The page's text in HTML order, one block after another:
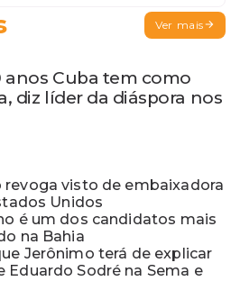
Ver mais
anos Cuba tem como
diz líder da diáspora nos
revoga visto de embaixadora
Unidos
é um dos candidatos mais
na Bahia
Jerônimo terá de explicar
Eduardo Sodré na Sema e